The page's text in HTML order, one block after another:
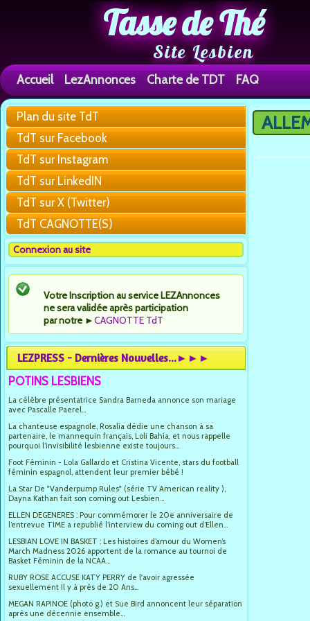
Tasse de Thé
Site Lesbien
Accueil LezAnnonces Charte de TDT FAQ
Plan du site TdT
TdT sur Facebook
TdT sur Instagram
TdT sur LinkedIN
TdT sur X (Twitter)
TdT CAGNOTTE(S)
Connexion au site
Votre Inscription au service LEZAnnonces
ne sera validée après participation
par notre ►CAGNOTTE TdT
LEZPRESS - Dernières Nouvelles...►►►
POTINS LESBIENS
La célèbre présentatrice Sandra Barneda annonce son mariage
avec Pascalle Paerel...
La chanteuse espagnole, Rosalía dédie une chanson à sa
partenaire, le mannequin français, Loli Bahía, et nous rappelle
pourquoi l’invisibilité lesbienne existe toujours...
Foot Féminin - Lola Gallardo et Cristina Vicente, stars du football
féminin espagnol, attendent leur premier bébé !
La Star De "Vanderpump Rules" (série TV American reality ),
Dayna Kathan fait son coming out Lesbien...
ELLEN DEGENERES : Pour commémorer le 20e anniversaire de
l’entrevue TIME a republié l’interview du coming out d’Ellen...
LESBIAN LOVE IN BASKET : Les histoires d’amour du Women’s
March Madness 2026 apportent de la romance au tournoi de
Basket Féminin de la NCAA...
RUBY ROSE ACCUSE KATY PERRY de l'avoir agressée
sexuellement Il y à près de 20 Ans...
MEGAN RAPINOE (photo g.) et Sue Bird annoncent leur séparation
après une décennie ensemble...
Vous